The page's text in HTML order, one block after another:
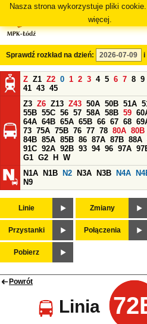
Nasza strona wykorzystuje pliki
więcej.
Sprawdź rozkład na dzień: i
Z Z1 Z2 0 1 2 3 4 5 6 7 8 9
41 43 45
Z3 Z6 Z13 Z43 50A 50B 51A
55B 55C 56 57 58A 58B 59
64A 64B 65A 65B 66 67 68
73 75A 75B 76 77 78 80A 80B
84B 85A 85B 86 87A 87B 88A
91C 92A 92B 93 94 96 97A
G1 G2 H
W
N1A
N1B N2 N3A N3B N4A
N9
Linie Zmiany
Przystanki Połączenia
Pobierz
Powrót
Linia